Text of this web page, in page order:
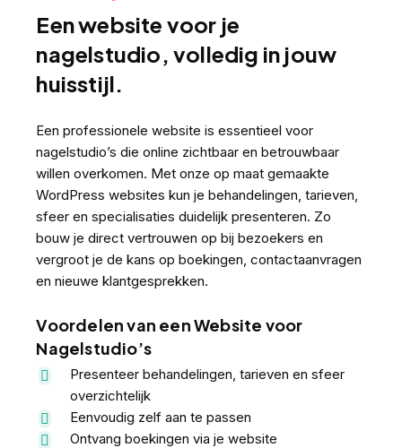
Een website voor je
nagelstudio, volledig in jouw
huisstijl.
Een professionele website is essentieel voor
nagelstudio’s die online zichtbaar en betrouwbaar
willen overkomen. Met onze op maat gemaakte
WordPress websites kun je behandelingen, tarieven,
sfeer en specialisaties duidelijk presenteren. Zo
bouw je direct vertrouwen op bij bezoekers en
vergroot je de kans op boekingen, contactaanvragen
en nieuwe klantgesprekken.
Voordelen van een Website voor
Nagelstudio’s
Presenteer behandelingen, tarieven en sfeer
overzichtelijk
Eenvoudig zelf aan te passen
Ontvang boekingen via je website